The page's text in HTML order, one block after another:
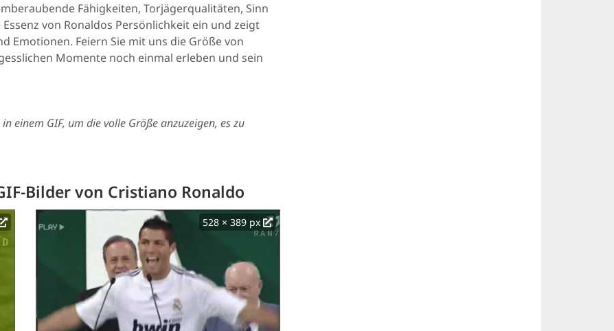
Fähigkeiten, Torjägerqualitäten, Sinn
von Ronaldos Persönlichkeit ein und zeigt
Emotionen. Feiern Sie mit uns die Größe von
Momente noch einmal erleben und sein
einem GIF, um die volle Größe anzuzeigen, es zu
Bilder von Cristiano Ronaldo
528 × 389 px